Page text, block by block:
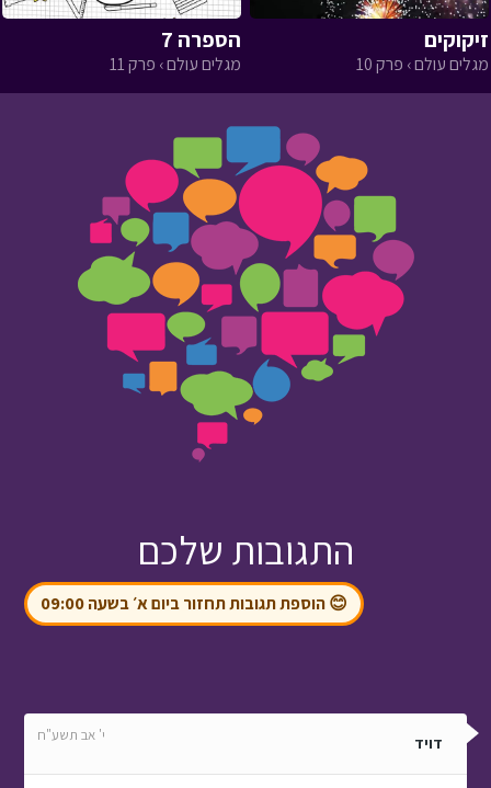
זיקוקים
מגלים עולם › פרק 10
הספרה 7
מגלים עולם › פרק 11
התגובות שלכם
😊 הוספת תגובות תחזור ביום א׳ בשעה 09:00
דויד י' אב תשע"ח